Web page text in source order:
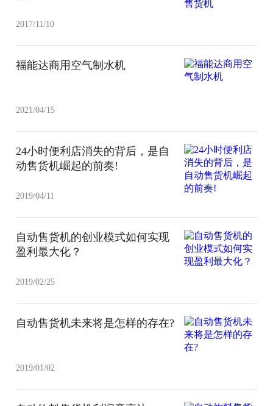
2017/11/10
福能达商用空气制水机
2021/04/15
24小时便利店消失的背后，是自
动售货机崛起的前奏!
2019/04/11
自动售货机的创业模式如何实现
盈利最大化？
2019/02/25
自动售货机未来将是怎样的存在?
2019/01/02